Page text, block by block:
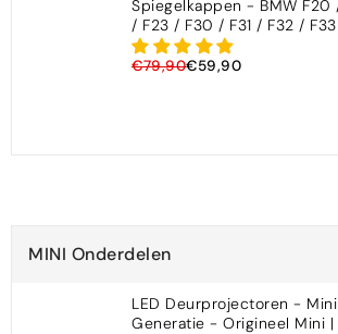
Spiegelkappen - BMW F20
/ F23 / F30 / F31 / F32 /
M3/M4 Look - Hoogglans
€79,90€59,90
MINI Onderdelen
LED Deurprojectoren -
Generatie - Origineel Mini |